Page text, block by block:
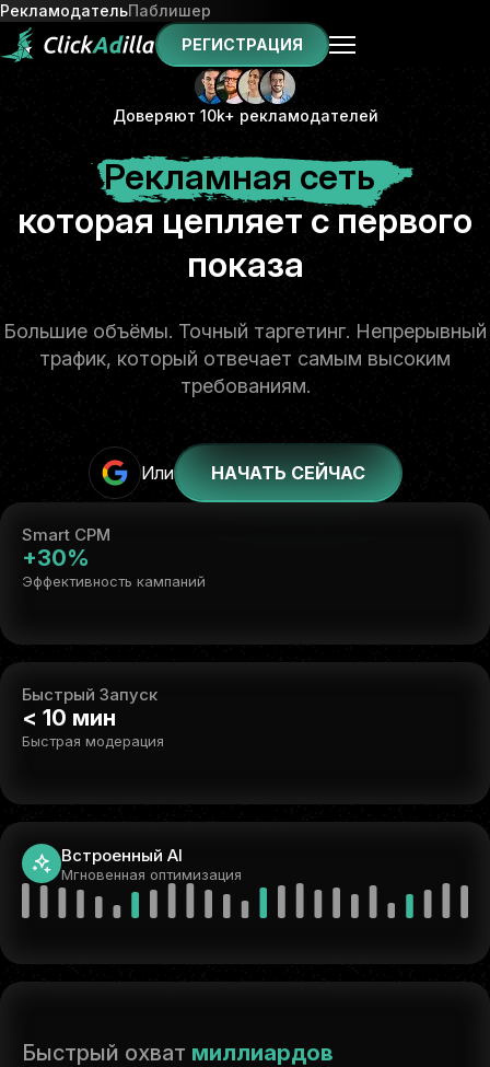
РекламодательПаблишер
РЕГИСТРАЦИЯ
Доверяют 10k+ рекламодателей
Рекламная сеть
которая цепляет с первого
показа
Большие объёмы. Точный таргетинг. Непрерывный
трафик, который отвечает самым высоким
требованиям.
Или НАЧАТЬ СЕЙЧАС
Smart CPM
+30%
Эффективность кампаний
Быстрый Запуск
< 10 мин
Быстрая модерация
Встроенный AI
Мгновенная оптимизация
Быстрый охват миллиардов